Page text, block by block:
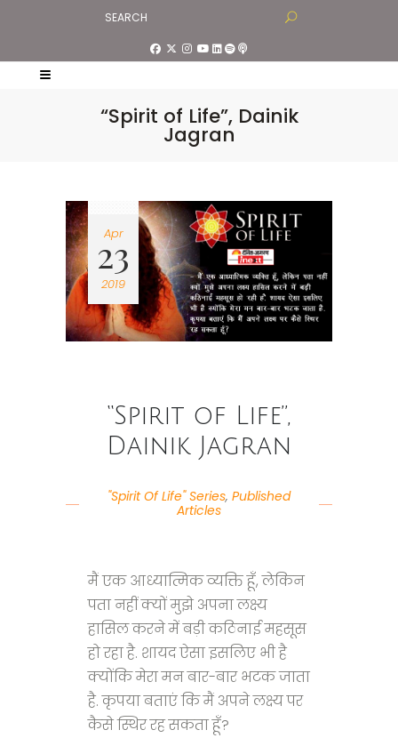
“Spirit of Life”, Dainik
Jagran
Apr
23
2019
“Spirit of Life”,
Dainik Jagran
"Spirit Of Life" Series, Published
Articles
मैं एक आध्यात्मिक व्यक्ति हूँ, लेकिन
पता नहीं क्यों मुझे अपना लक्ष्य
हासिल करने में बड़ी कठिनाई महसूस
हो रहा है. शायद ऐसा इसलिए भी है
क्योंकि मेरा मन बार-बार भटक जाता
है. कृपया बताएं कि मैं अपने लक्ष्य पर
कैसे स्थिर रह सकता हूँ?